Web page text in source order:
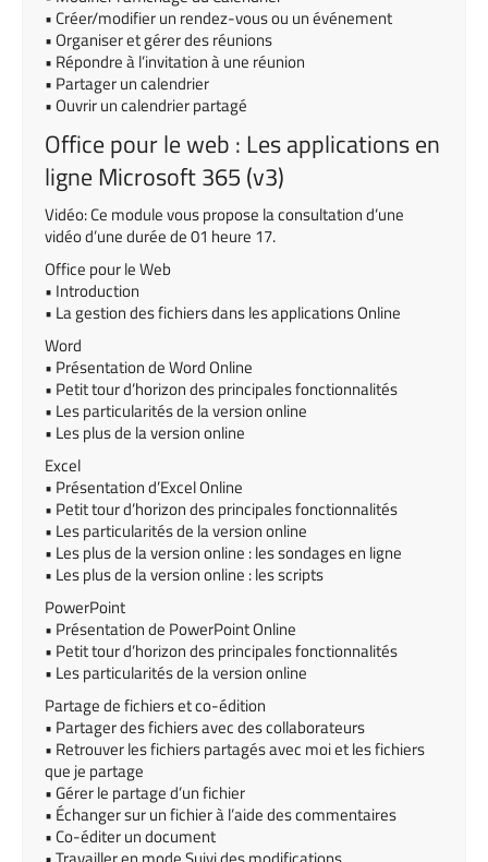
• Créer/modifier un rendez-vous ou un événement
• Organiser et gérer des réunions
• Répondre à l’invitation à une réunion
• Partager un calendrier
• Ouvrir un calendrier partagé
Office pour le web : Les applications en
ligne Microsoft 365 (v3)
Vidéo: Ce module vous propose la consultation d’une
vidéo d’une durée de 01 heure 17.
Office pour le Web
• Introduction
• La gestion des fichiers dans les applications Online
Word
• Présentation de Word Online
• Petit tour d’horizon des principales fonctionnalités
• Les particularités de la version online
• Les plus de la version online
Excel
• Présentation d’Excel Online
• Petit tour d’horizon des principales fonctionnalités
• Les particularités de la version online
• Les plus de la version online : les sondages en ligne
• Les plus de la version online : les scripts
PowerPoint
• Présentation de PowerPoint Online
• Petit tour d’horizon des principales fonctionnalités
• Les particularités de la version online
Partage de fichiers et co-édition
• Partager des fichiers avec des collaborateurs
• Retrouver les fichiers partagés avec moi et les fichiers
que je partage
• Gérer le partage d’un fichier
• Échanger sur un fichier à l’aide des commentaires
• Co-éditer un document